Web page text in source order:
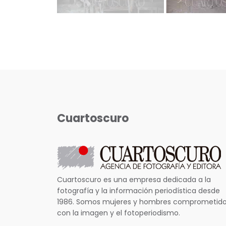
Cuartoscuro
Cuartoscuro es una empresa dedicada a la
fotografía y la información periodística desde
1986. Somos mujeres y hombres
con la imagen y el fotoperiodismo.